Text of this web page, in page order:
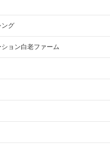
ング
ョン白老ファーム